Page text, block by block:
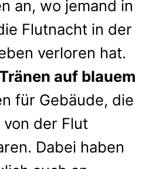
h
a
l
s
r
e
an, wo jemand in
Flutnacht in der
verloren hat.
auf blauem
für Gebäude, die
der Flut
Dabei haben